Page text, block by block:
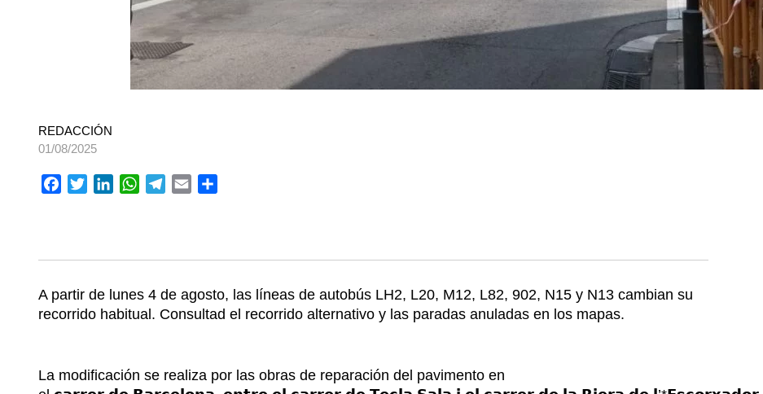
REDACCIÓN
01/08/2025
FacebookTwitterLinkedInWhatsApp
Telegram
Email
A partir de lunes 4 de agosto, las líneas de autobús LH2, L20, M12, L82, 902, N15 y N13 cambian su
recorrido habitual. Consultad el recorrido alternativo y las paradas anuladas en los mapas.
La modificación se realiza por las obras de reparación del pavimento en